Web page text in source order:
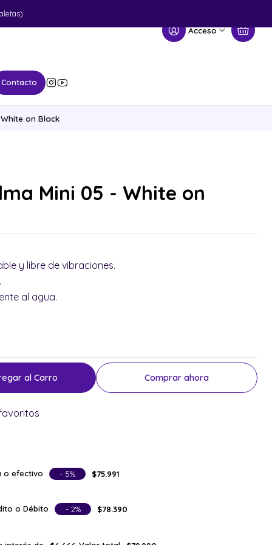
Acceso
Contacto
on Black
Mini 05 - White on
y libre de vibraciones.
al agua.
al Carro Comprar ahora
o efectivo - 5% $75.991
o Débito - 2% $78.390